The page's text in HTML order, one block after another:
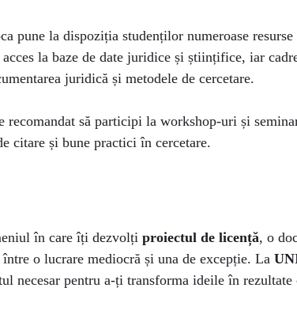
pune la dispoziția studenților numeroase
la baze de date juridice și științifice, iar
juridică și metodele de cercetare.
recomandat să participi la workshop-uri și
citare și bune practici în cercetare.
în care îți dezvolți proiectul de licență, o
o lucrare mediocră și una de excepție. La
necesar pentru a-ți transforma ideile în rezultate